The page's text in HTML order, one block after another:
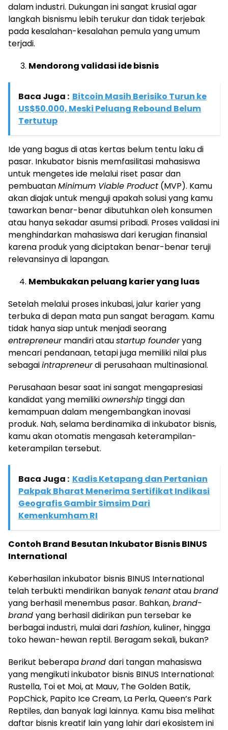
dalam industri. Dukungan ini sangat krusial agar
langkah bisnismu lebih terukur dan tidak terjebak
pada kesalahan-kesalahan pemula yang umum
terjadi.
Mendorong validasi ide bisnis
Baca Juga : Bitcoin Masih Berisiko Turun ke
US$50.000, Meski Peluang Rebound Belum
Tertutup
Ide yang bagus di atas kertas belum tentu laku di
pasar. Inkubator bisnis memfasilitasi mahasiswa
untuk mengetes ide melalui riset pasar dan
pembuatanMinimum Viable Product (MVP). Kamu
akan diajak untuk menguji apakah solusi yang kamu
tawarkan benar-benar dibutuhkan oleh konsumen
atau hanya sekadar asumsi pribadi. Proses validasi ini
menghindarkan mahasiswa dari kerugian finansial
karena produk yang diciptakan benar-benar teruji
relevansinya di lapangan.
Membukakan peluang karier yang luas
Setelah melalui proses inkubasi, jalur karier yang
terbuka di depan mata pun sangat beragam. Kamu
tidak hanya siap untuk menjadi seorang
entrepreneurmandiri ataustartup founderyang
mencari pendanaan, tetapi juga memiliki nilai plus
sebagaiintrapreneurdi perusahaan multinasional.
Perusahaan besar saat ini sangat mengapresiasi
kandidat yang memilikiownership tinggi dan
kemampuan dalam mengembangkan inovasi
produk. Nah, selama berdinamika di inkubator bisnis,
kamu akan otomatis mengasah keterampilan-
keterampilan tersebut.
Baca Juga : Kadis Ketapang dan Pertanian
Pakpak Bharat Menerima Sertifikat Indikasi
Geografis Gambir Simsim Dari
Kemenkumham RI
Contoh Brand Besutan Inkubator Bisnis BINUS
International
Keberhasilan inkubator bisnis BINUS International
telah terbukti mendirikan banyak tenantataubrand
yang berhasil menembus pasar. Bahkan,brand-
brand yang berhasil didirikan pun tersebar ke
berbagai industri, mulai darifashion, kuliner, hingga
toko hewan-hewan reptil. Beragam sekali, bukan?
Berikut beberapabrand dari tangan mahasiswa
yang mengikuti inkubator bisnis BINUS International:
Rustella, Toi et Moi, at Mauv, The Golden Batik,
PopChick, Papito Ice Cream, La Perla, Queen’s Park
Reptiles, dan banyak lagi lainnya. Kamu bisa melihat
daftar bisnis kreatif lain yang lahir dari ekosistem ini